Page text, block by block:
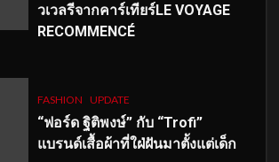
วเวลรีจากคาร์เทียร์LE VOYAGE
RECOMMENCÉ
FASHION UPDATE
“ฟอร์ด ฐิติพงษ์” กับ “Trofi”
แบรนด์เสื้อผ้าที่ใฝ่ฝันมาตั้งแต่เด็ก